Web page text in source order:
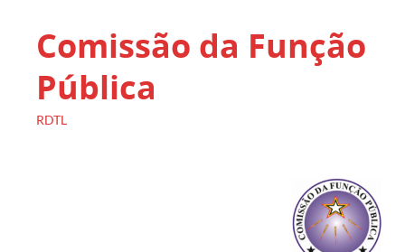
Comissão da Função
Pública
RDTL